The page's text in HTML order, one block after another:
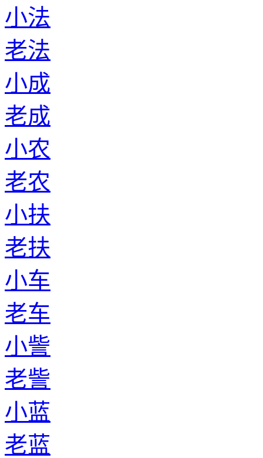
小法
老法
小成
老成
小农
老农
小扶
老扶
小车
老车
小訾
老訾
小蓝
老蓝